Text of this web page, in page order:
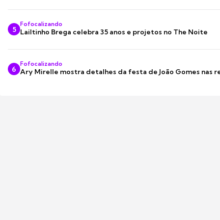
5
Fofocalizando
Lailtinho Brega celebra 35 anos e projetos no The Noite
6
Fofocalizando
Ary Mirelle mostra detalhes da festa de João Gomes nas